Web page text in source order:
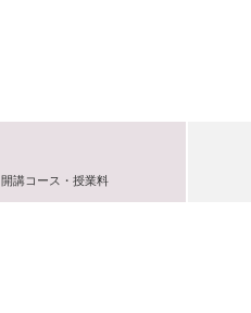
開講コース・授業料